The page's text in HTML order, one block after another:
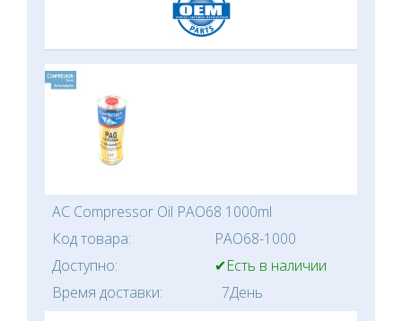
AC Compressor Oil PAO68 1000ml
Код товара:
PAO68-1000
Доступно:
✔Есть в наличии
Время доставки:
7День